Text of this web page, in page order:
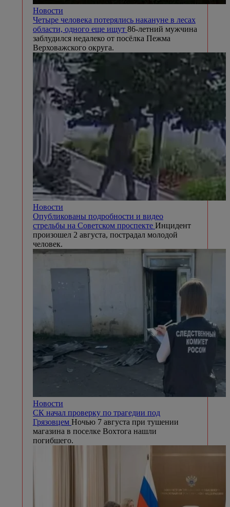
Новости
Четыре человека потерялись накануне в лесах
области, одного еще ищут 86-летний мужчина
заблудился недалеко от посёлка Пежма
Верховажского округа.
Новости
Опубликованы подробности и видео
стрельбы на Советском проспекте Инцидент
произошел 2 августа, пострадал молодой
человек.
Новости
СК начал проверку по трагедии под
Грязовцем Ночью 7 августа при тушении
магазина в поселке Вохтога нашли
погибшего.